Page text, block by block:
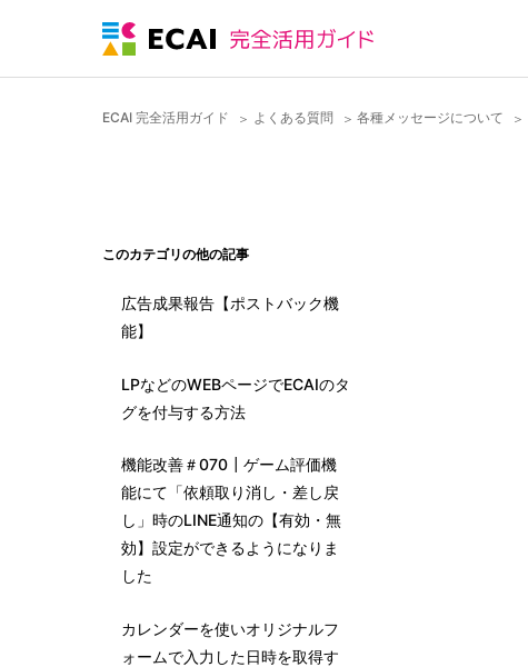
ECAI 完全活用ガイド よくある質問 各種メッセージについて
このカテゴリの他の記事
広告成果報告【ポストバック機
能】
LPなどのWEBページでECAIのタ
グを付与する方法
機能改善＃070┃ゲーム評価機
能にて「依頼取り消し・差し戻
し」時のLINE通知の【有効・無
効】設定ができるようになりま
した
カレンダーを使いオリジナルフ
ォームで入力した日時を取得す